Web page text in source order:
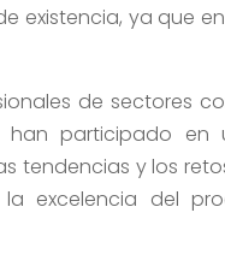
existencia, ya que
de sectores
participado en
tendencias y los
excelencia del